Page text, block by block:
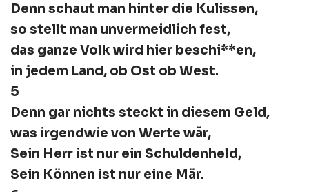
Denn schaut man hinter die Kulissen,
so stellt man unvermeidlich fest,
das ganze Volk wird hier beschi**en,
in jedem Land, ob Ost ob West.
5
Denn gar nichts steckt in diesem Geld,
was irgendwie von Werte wär,
Sein Herr ist nur ein Schuldenheld,
Sein Können ist nur eine Mär.